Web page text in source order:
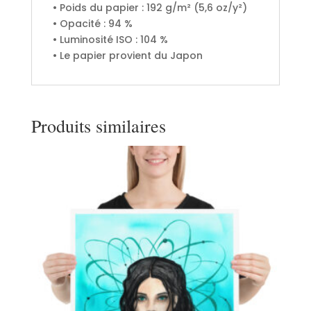
• Poids du papier : 192 g/m² (5,6 oz/y²)
• Opacité : 94 %
• Luminosité ISO : 104 %
• Le papier provient du Japon
Produits similaires